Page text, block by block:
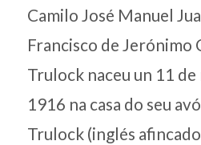
Camilo José Manuel
Francisco de Jerónimo
Trulock naceu un 11 de
1916 na casa do seu
Trulock (inglés